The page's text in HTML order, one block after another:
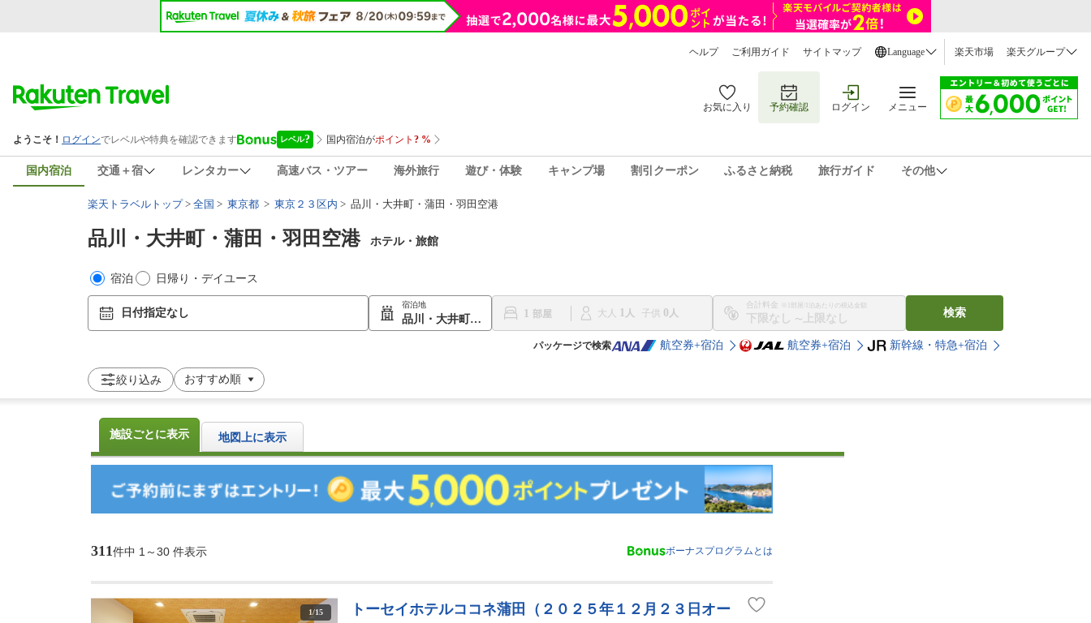
ヘルプ ご利用ガイド サイトマップ Language 楽天市場 楽天グループ
お気に入り 予約確認 ログイン メニュー
国内宿泊 交通＋宿 レンタカー 高速バス・ツアー 海外旅行 遊び・体験 キャンプ場 割引クーポン ふるさと納税 旅行ガイド その他
楽天トラベルトップ > 全国 > 東京都 > 東京２３区内 > 品川・大井町・蒲田・羽田空港
品川・大井町・蒲田・羽田空港 ホテル・旅館
宿泊 日帰り・デイユース
日付指定なし
宿泊地
品川・大井町・蒲田・羽田空港 1 大人 1 子供 0
合計料金 ※1部屋/1泊あたりの税込金額
〜
検索
パッケージで検索 航空券+宿泊 航空券+宿泊 新幹線・特急+宿泊
絞り込み
施設ごとに表示 地図上に表示
311件中 1～30 件表示 ボーナスプログラムとは
1/15
トーセイホテルココネ蒲田（２０２５年１２月２３日オー